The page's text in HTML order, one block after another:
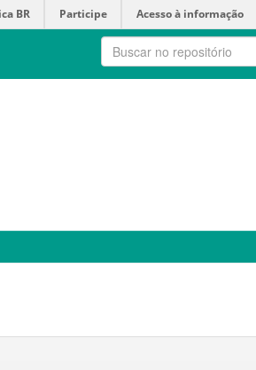
BR Participe Acesso à informação